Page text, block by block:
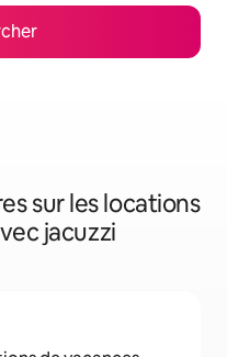
sur les locations
jacuzzi